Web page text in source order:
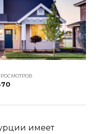
имеет